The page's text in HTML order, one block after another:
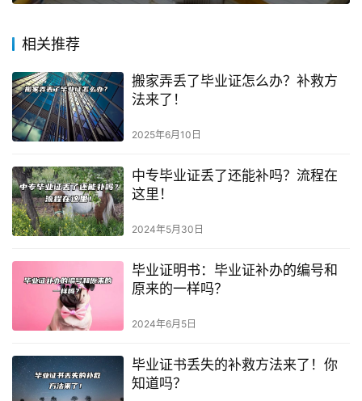
相关推荐
搬家弄丢了毕业证怎么办？补救方
法来了！
2025年6月10日
中专毕业证丢了还能补吗？流程在
这里！
2024年5月30日
毕业证明书：毕业证补办的编号和
原来的一样吗？
2024年6月5日
毕业证书丢失的补救方法来了！你
知道吗？